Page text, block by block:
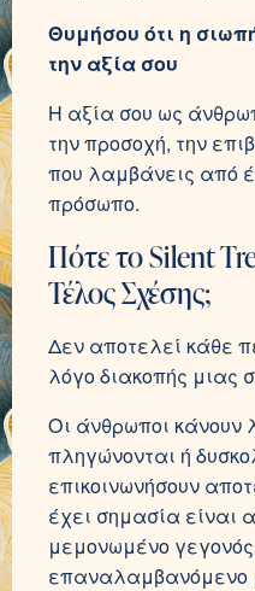
Θυμήσου ότι η
την αξία σου
Η αξία σου ως
την προσοχή, την
που λαμβάνεις από
πρόσωπο.
Πότε το Silent
Τέλος Σχέσης;
Δεν αποτελεί κάθε
λόγο διακοπής μιας
Οι άνθρωποι κάνουν
πληγώνονται ή
επικοινωνήσουν
έχει σημασία είναι
μεμονωμένο
επαναλαμβανόμενο